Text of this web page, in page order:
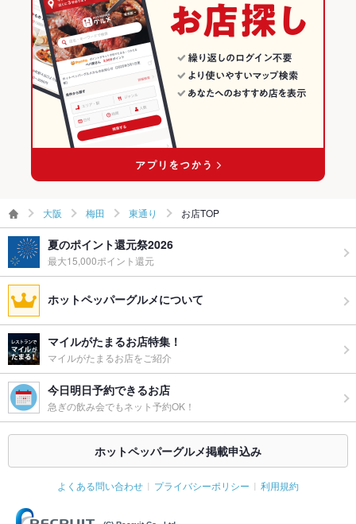
ウェディン
グパーティ
ー二次会
お気軽にご相談下さい。
－
東通りの和食ランキング
大阪 梅田 東通り お店TOP
夏のポイント還元祭2026
最大15,000ポイント還元
ホットペッパーグルメについて
マイルがたまるお店特集！
マイルがたまるお店をご紹介
今日明日予約できるお店
急ぎの飲み会でもネット予約OK！
ホットペッパーグルメ掲載申込み
よくある問い合わせ プライバシーポリシー 利用規約